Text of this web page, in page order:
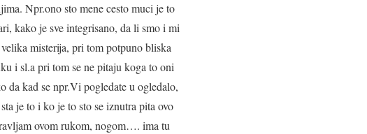
Npr.ono sto mene cesto muci je to
kako je sve integrisano, da li smo i mi
misterija, pri tom potpuno bliska
i sl.a pri tom se ne pitaju koga to oni
kad se npr.Vi pogledate u ogledalo,
je to i ko je to sto se iznutra pita ovo
ovom rukom, nogom…. ima tu